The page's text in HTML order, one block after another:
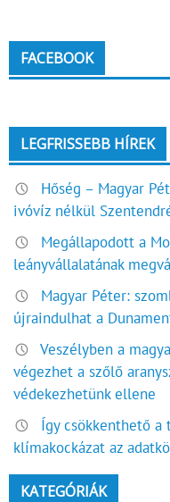
FACEBOOK
LEGFRISSEBB HÍREK
Hőség – Magyar
ivóvíz nélkül
Megállapodott a
leányvállalatának
Magyar Péter:
újraindulhat a
Veszélyben a
végezhet a szőlő
védekezhetünk ellene
Így csökkenthető
klímakockázat az
KATEGÓRIÁK